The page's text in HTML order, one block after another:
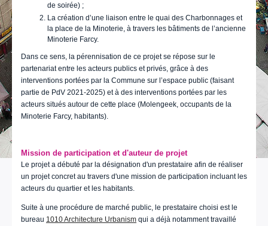
de soirée) ;
La création d’une liaison entre le quai des Charbonnages et
la place de la Minoterie, à travers les bâtiments de l’ancienne
Minoterie Farcy.
Dans ce sens, la pérennisation de ce projet se répose sur le
partenariat entre les acteurs publics et privés, grâce à des
interventions portées par la Commune sur l’espace public (faisant
partie de PdV 2021-2025) et à des interventions portées par les
acteurs situés autour de cette place (Molengeek, occupants de la
Minoterie Farcy, habitants).
Mission de participation et d'auteur de projet
Le projet a débuté par la désignation d'un prestataire afin de réaliser
un projet concret au travers d'une mission de participation incluant les
acteurs du quartier et les habitants.
Suite à une procédure de marché public, le prestataire choisi est le
bureau 1010 Architecture Urbanism qui a déjà notamment travaillé